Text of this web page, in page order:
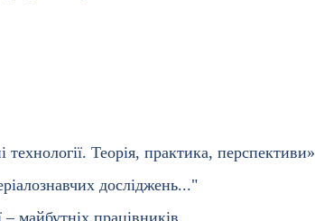
Теорія, практика, перспективи»
досліджень..."
майбутніх працівників